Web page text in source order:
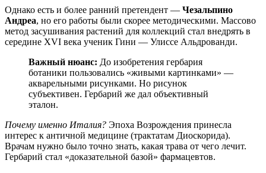
Однако есть и более ранний претендент — Чезальпино
Андреа, но его работы были скорее методическими. Массово
метод засушивания растений для коллекций стал внедрять в
середине XVI века ученик Гини — Улиссе Альдрованди.
Важный нюанс: До изобретения гербария
ботаники пользовались «живыми картинками» —
акварельными рисунками. Но рисунок
субъективен. Гербарий же дал объективный
эталон.
Почему именно Италия? Эпоха Возрождения принесла
интерес к античной медицине (трактатам Диоскорида).
Врачам нужно было точно знать, какая трава от чего лечит.
Гербарий стал «доказательной базой» фармацевтов.